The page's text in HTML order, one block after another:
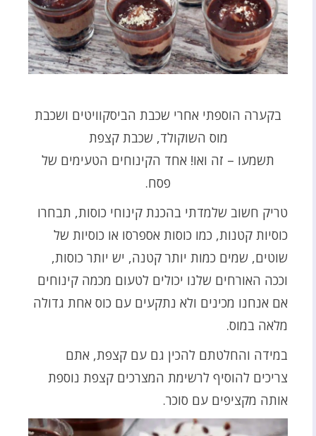
בקערה הוספתי אחרי שכבת הביסקוויטים ושכבת
מוס השוקולד, שכבת קצפת
תשמעו – זה ואו! אחד הקינוחים הטעימים של
פסח.
טריק חשוב שלמדתי בהכנת קינוחי כוסות, תבחרו
כוסיות קטנות, כמו כוסות אספרסו או כוסיות של
שוטים, שמים כמות יותר קטנה, יש יותר כוסות,
וככה האורחים שלנו יכולים לטעום מכמה קינוחים
אם אנחנו מכינים ולא נתקעים עם כוס אחת גדולה
מלאה במוס.
במידה והחלטתם להכין גם עם קצפת, אתם
צריכים להוסיף לרשימת המצרכים קצפת נוספת
אותה מקציפים עם סוכר.